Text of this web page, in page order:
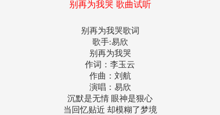
别再为我哭 歌曲试听
别再为我哭歌词
歌手:易欣
别再为我哭
作词：李玉云
作曲：刘航
演唱：易欣
沉默是无情 眼神是狠心
当回忆贴近 却模糊了梦境